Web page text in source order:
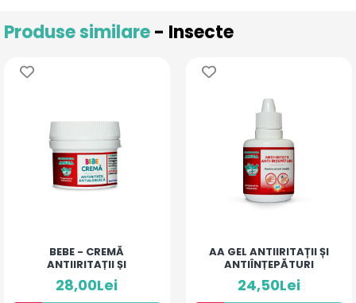
Produse similare- Insecte
BEBE - CREMĂ
ANTIIRITAȚII ȘI
ANTIALERGICĂ
28,00Lei
AA GEL ANTIIRITAȚII ȘI
ANTIÎNȚEPĂTURI
PENTRU ARSURI MEDII
24,50Lei